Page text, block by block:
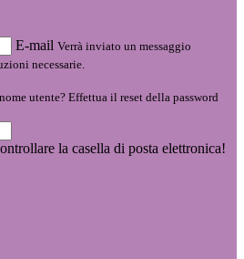
E-mail Verrà inviato un messaggio
necessarie.
utente? Effettua il reset della password
la casella di posta elettronica!